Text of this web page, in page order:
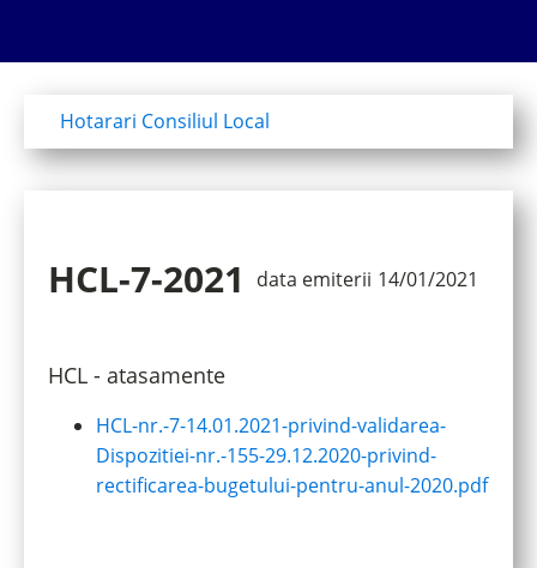
Hotarari Consiliul Local
HCL-7-2021 data emiterii 14/01/2021
HCL - atasamente
HCL-nr.-7-14.01.2021-privind-validarea-
Dispozitiei-nr.-155-29.12.2020-privind-
rectificarea-bugetului-pentru-anul-2020.pdf